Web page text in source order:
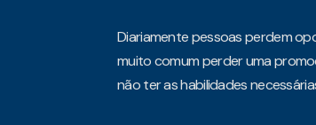
Diariamente pessoas perdem
muito comum perder uma
não ter as habilidades